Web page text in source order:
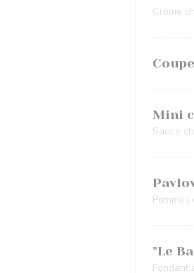
Crème
Mini
Sauce
"Le
Fondant